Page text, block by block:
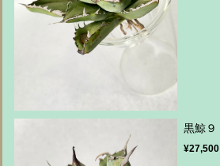
黒鯨９
¥27,500